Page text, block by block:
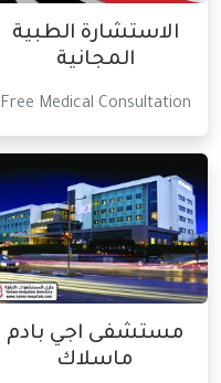
الاستشارة الطبية
المجانية
Free Medical Consultation
مستشفى اجي بادم
ماسلاك